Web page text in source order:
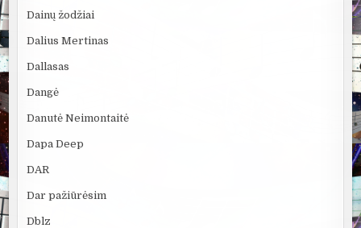
Dainų žodžiai
Dalius Mertinas
Dallasas
Dangė
Danutė Neimontaitė
Dapa Deep
DAR
Dar pažiūrėsim
Dblz